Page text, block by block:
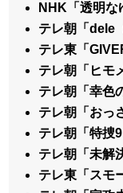
NHK「透明な
テレ朝「dele
テレ東「
テレ朝「ヒモ
テレ朝「幸色
テレ朝「おっ
テレ朝「特捜
テレ朝「未解
テレ東「スモ